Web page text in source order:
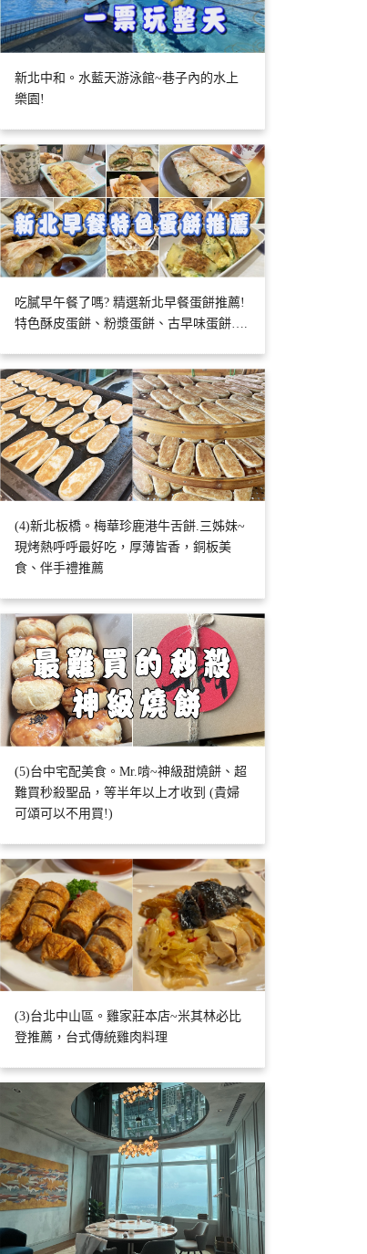
新北中和。水藍天游泳館~巷子內的水上
樂園!
吃膩早午餐了嗎? 精選新北早餐蛋餅推薦!
特色酥皮蛋餅、粉漿蛋餅、古早味蛋餅….
(4)新北板橋。梅華珍鹿港牛舌餅.三姊妹~
現烤熱呼呼最好吃，厚薄皆香，銅板美
食、伴手禮推薦
(5)台中宅配美食。Mr.啃~神級甜燒餅、超
難買秒殺聖品，等半年以上才收到 (貴婦
可頌可以不用買!)
(3)台北中山區。雞家莊本店~米其林必比
登推薦，台式傳統雞肉料理